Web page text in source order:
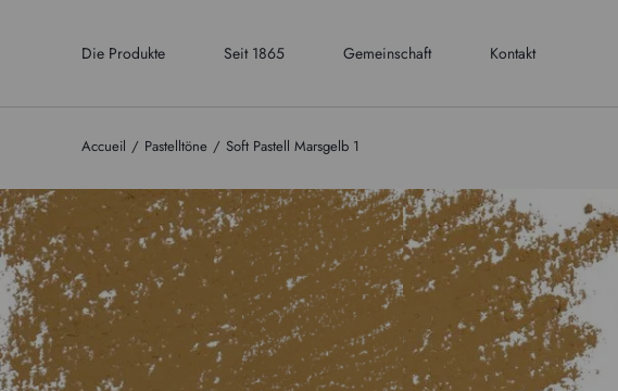
Die Produkte Seit 1865 Gemeinschaft Kontakt
Accueil Pastelltöne Soft Pastell Marsgelb 1